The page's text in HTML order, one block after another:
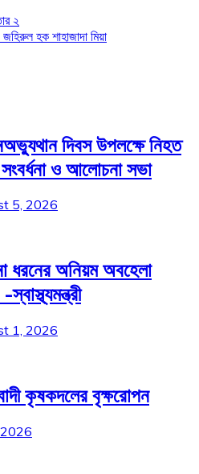
২
হক শাহাজাদা মিয়া
দিবস উপলক্ষে নিহত
ও আলোচনা সভা
5, 2026
ধরনের অনিয়ম অবহেলা
1, 2026
কৃষকদলের বৃক্ষরোপন
2026